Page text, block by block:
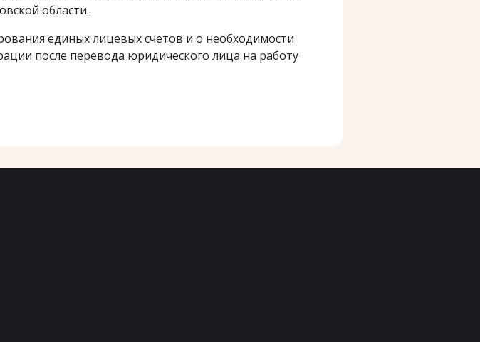
области.
единых лицевых счетов и о необходимости
после перевода юридического лица на работу